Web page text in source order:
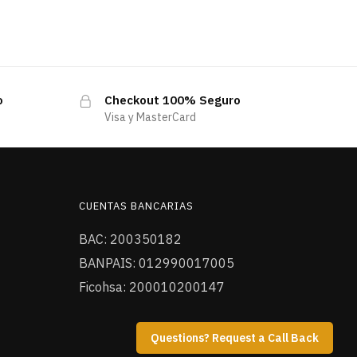
Questions? Request a Call Back
Checkout 100% Seguro
Visa y MasterCard
CUENTAS BANCARIAS
BAC: 200350182
BANPAIS: 012990017005
Ficohsa: 200010200147